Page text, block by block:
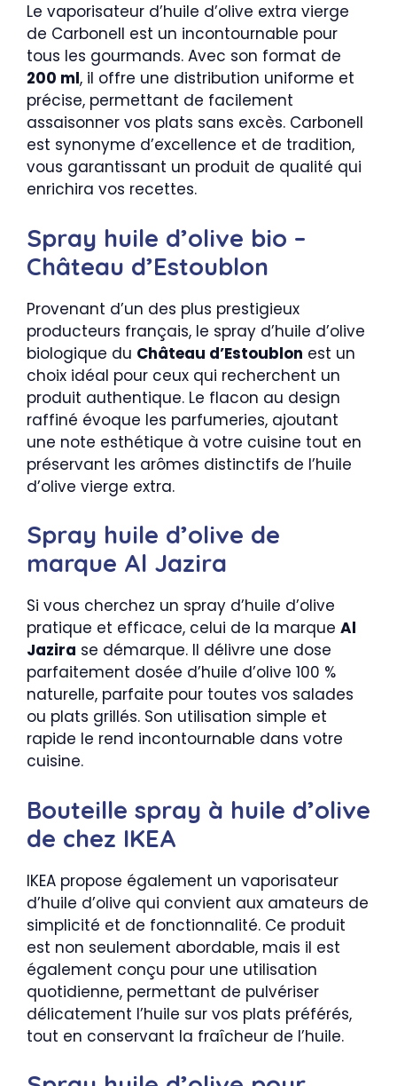
Le vaporisateur d’huile d’olive extra vierge
de Carbonell est un incontournable pour
tous les gourmands. Avec son format de
200 ml, il offre une distribution uniforme et
précise, permettant de facilement
assaisonner vos plats sans excès. Carbonell
est synonyme d’excellence et de tradition,
vous garantissant un produit de qualité qui
enrichira vos recettes.
Spray huile d’olive bio –
Château d’Estoublon
Provenant d’un des plus prestigieux
producteurs français, le spray d’huile d’olive
biologique du Château d’Estoublon est un
choix idéal pour ceux qui recherchent un
produit authentique. Le flacon au design
raffiné évoque les parfumeries, ajoutant
une note esthétique à votre cuisine tout en
préservant les arômes distinctifs de l’huile
d’olive vierge extra.
Spray huile d’olive de
marque Al Jazira
Si vous cherchez un spray d’huile d’olive
pratique et efficace, celui de la marque Al
Jazira se démarque. Il délivre une dose
parfaitement dosée d’huile d’olive 100 %
naturelle, parfaite pour toutes vos salades
ou plats grillés. Son utilisation simple et
rapide le rend incontournable dans votre
cuisine.
Bouteille spray à huile d’olive
de chez IKEA
IKEA propose également un vaporisateur
d’huile d’olive qui convient aux amateurs de
simplicité et de fonctionnalité. Ce produit
est non seulement abordable, mais il est
également conçu pour une utilisation
quotidienne, permettant de pulvériser
délicatement l’huile sur vos plats préférés,
tout en conservant la fraîcheur de l’huile.